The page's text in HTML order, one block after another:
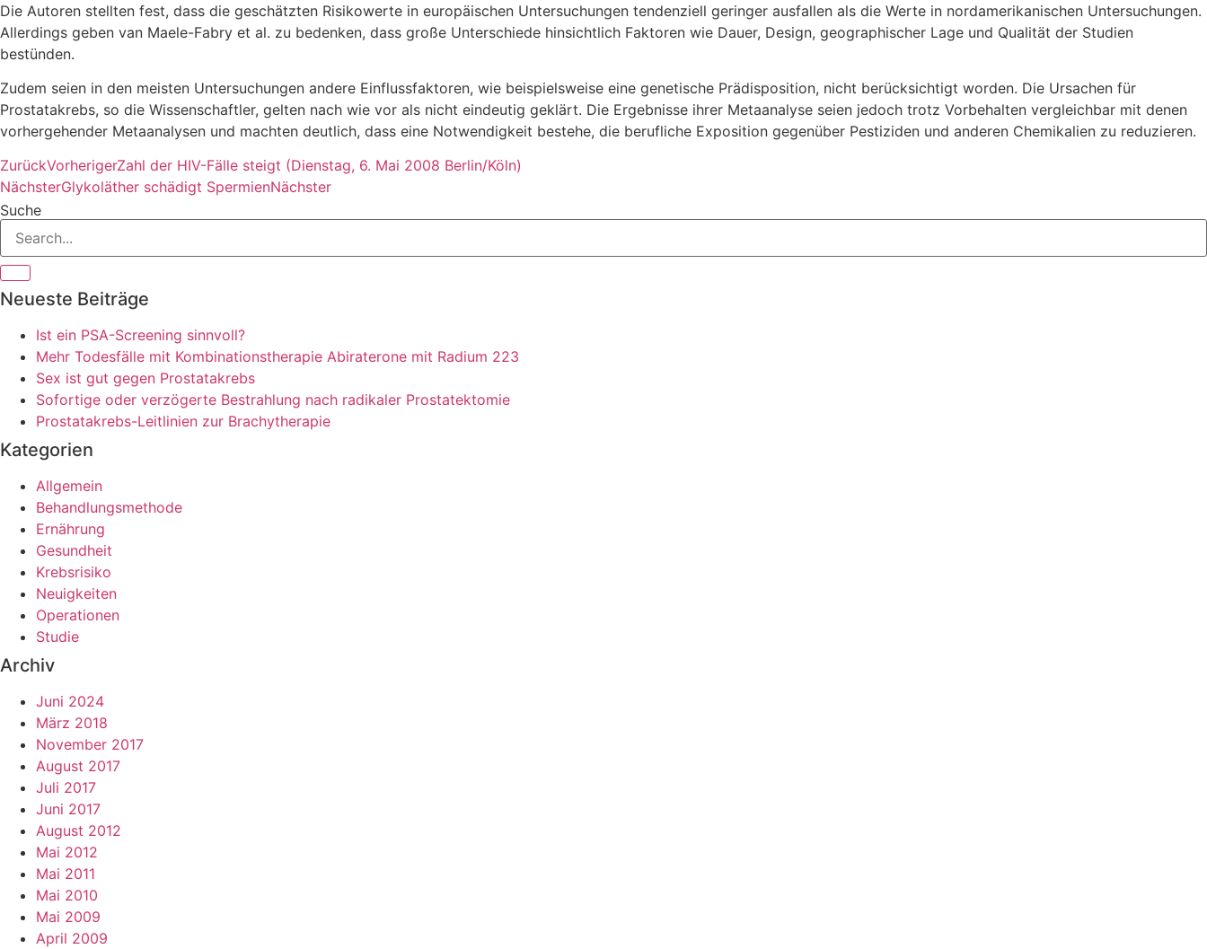
Die Autoren stellten fest, dass die geschätzten Risikowerte in europäischen Untersuchungen tendenziell geringer ausfallen als die Werte in nordamerikanischen Untersuchungen.
Allerdings geben van Maele-Fabry et al. zu bedenken, dass große Unterschiede hinsichtlich Faktoren wie Dauer, Design, geographischer Lage und Qualität der Studien
bestünden.
Zudem seien in den meisten Untersuchungen andere Einflussfaktoren, wie beispielsweise eine genetische Prädisposition, nicht berücksichtigt worden. Die Ursachen für
Prostatakrebs, so die Wissenschaftler, gelten nach wie vor als nicht eindeutig geklärt. Die Ergebnisse ihrer Metaanalyse seien jedoch trotz Vorbehalten vergleichbar mit denen
vorhergehender Metaanalysen und machten deutlich, dass eine Notwendigkeit bestehe, die berufliche Exposition gegenüber Pestiziden und anderen Chemikalien zu reduzieren.
ZurückVorherigerZahl der HIV-Fälle steigt (Dienstag, 6. Mai 2008 Berlin/Köln)
NächsterGlykoläther schädigt SpermienNächster
Suche
Neueste Beiträge
Ist ein PSA-Screening sinnvoll?
Mehr Todesfälle mit Kombinationstherapie Abiraterone mit Radium 223
Sex ist gut gegen Prostatakrebs
Sofortige oder verzögerte Bestrahlung nach radikaler Prostatektomie
Prostatakrebs-Leitlinien zur Brachytherapie
Kategorien
Allgemein
Behandlungsmethode
Ernährung
Gesundheit
Krebsrisiko
Neuigkeiten
Operationen
Studie
Archiv
Juni 2024
März 2018
November 2017
August 2017
Juli 2017
Juni 2017
August 2012
Mai 2012
Mai 2011
Mai 2010
Mai 2009
April 2009